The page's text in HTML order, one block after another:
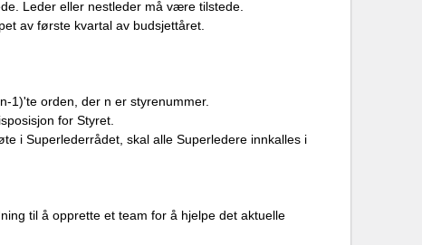
Leder eller nestleder må være tilstede.
av første kvartal av budsjettåret.
1)'te orden, der n er styrenummer.
for Styret.
i Superlederrådet, skal alle Superledere innkalles i
til å opprette et team for å hjelpe det aktuelle